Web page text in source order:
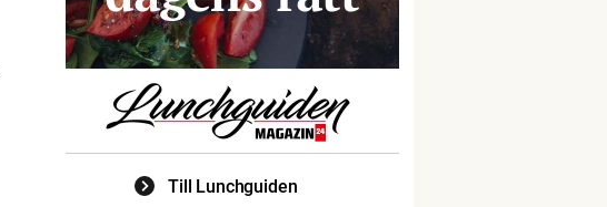
Till Lunchguiden